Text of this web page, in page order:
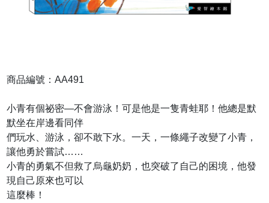
商品編號：AA491
小青有個祕密—不會游泳！可是他是一隻青蛙耶！他總是默
默坐在岸邊看同伴
們玩水、游泳，卻不敢下水。一天，一條繩子改變了小青，
讓他勇於嘗試……
小青的勇氣不但救了烏龜奶奶，也突破了自己的困境，他發
現自己原來也可以
這麼棒！